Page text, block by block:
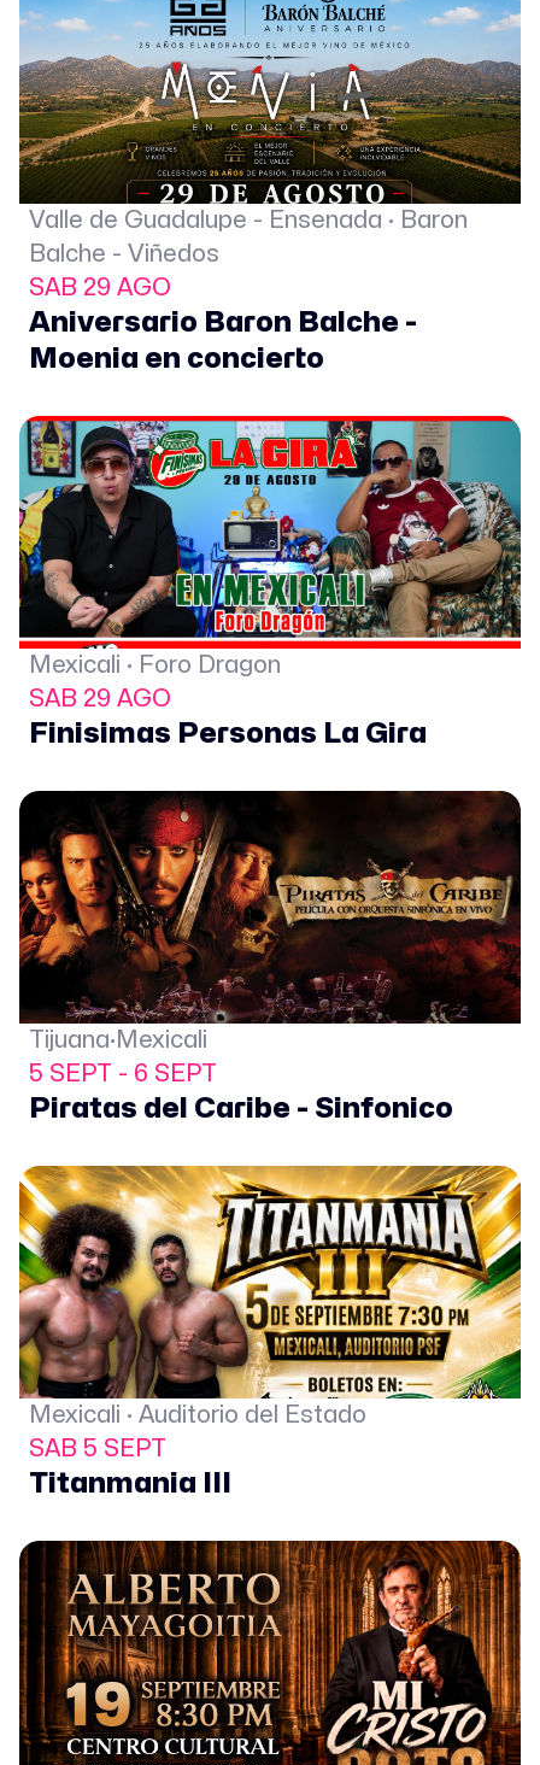
Valle de Guadalupe - Ensenada · Baron
Balche - Viñedos
SAB 29 AGO
Aniversario Baron Balche -
Moenia en concierto
Mexicali · Foro Dragon
SAB 29 AGO
Finisimas Personas La Gira
Tijuana·Mexicali
5 SEPT - 6 SEPT
Piratas del Caribe - Sinfonico
Mexicali · Auditorio del Estado
SAB 5 SEPT
Titanmania III